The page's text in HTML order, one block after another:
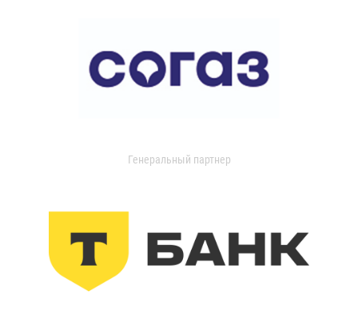
Генеральный партнер